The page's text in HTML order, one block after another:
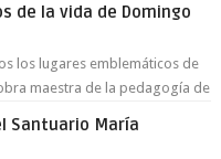
de la vida de Domingo
los lugares emblemáticos de
maestra de la pedagogía de
Santuario María